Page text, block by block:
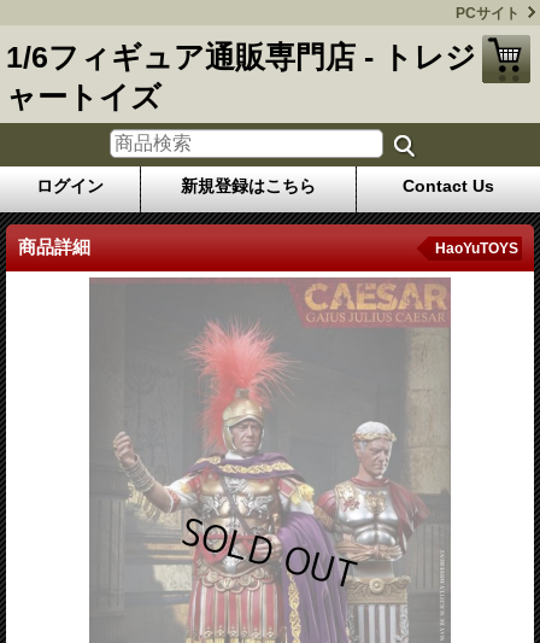
PCサイト
1/6フィギュア通販専門店 - トレジ
ャートイズ
ログイン 新規登録はこちら Contact Us
商品詳細 HaoYuTOYS